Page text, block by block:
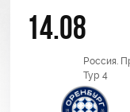
14.08
Россия.
Тур 4